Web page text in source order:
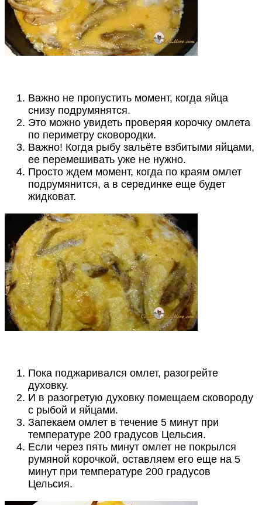
Важно не пропустить момент, когда яйца
снизу подрумянятся.
Это можно увидеть проверяя корочку омлета
по периметру сковородки.
Важно! Когда рыбу зальёте взбитыми яйцами,
ее перемешивать уже не нужно.
Просто ждем момент, когда по краям омлет
подрумянится, а в серединке еще будет
жидковат.
Пока поджаривался омлет, разогрейте
духовку.
И в разогретую духовку помещаем сковороду
с рыбой и яйцами.
Запекаем омлет в течение 5 минут при
температуре 200 градусов Цельсия.
Если через пять минут омлет не покрылся
румяной корочкой, оставляем его еще на 5
минут при температуре 200 градусов
Цельсия.